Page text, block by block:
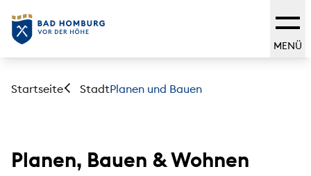
MENÜ
Startseite StadtPlanen und Bauen
Planen, Bauen & Wohnen